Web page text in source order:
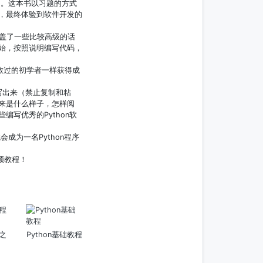
这本书以习题的方式
最终体验到软件开发的
了一些比较高级的话
，按照说明编写代码，
的初学者一样获得成
来（禁止复制和粘
是什么样子，怎样阅
编写优秀的Python软
成为一名Python程序
程！
Python基础教程